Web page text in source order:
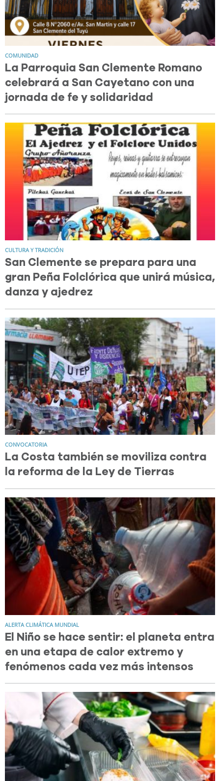
COMUNIDAD
La Parroquia San Clemente Romano
celebrará a San Cayetano con una
jornada de fe y solidaridad
CULTURA Y TRADICIÓN
San Clemente se prepara para una
gran Peña Folclórica que unirá música,
danza y ajedrez
CONVOCATORIA
La Costa también se moviliza contra
la reforma de la Ley de Tierras
ALERTA CLIMÁTICA MUNDIAL
El Niño se hace sentir: el planeta entra
en una etapa de calor extremo y
fenómenos cada vez más intensos